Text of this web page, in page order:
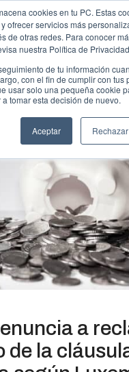
cookies en tu PC. Estas
ofrecer servicios más
de otras redes. Para conocer
nuestra Política de
de tu información
con el fin de cumplir con tus
usar solo una pequeña cookie
tomar esta decisión de nuevo.
Aceptar Rechazar
a
de la